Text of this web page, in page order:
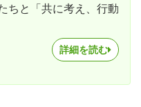
ちと「共に考え、行動
詳細を読む